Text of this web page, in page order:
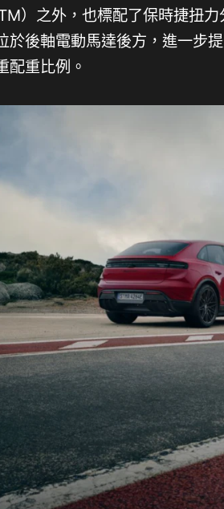
）之外，也標配了保時捷扭
於後軸電動馬達後方，進一步
配重比例。